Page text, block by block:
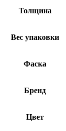
Толщина
Вес упаковки
Фаска
Бренд
Цвет